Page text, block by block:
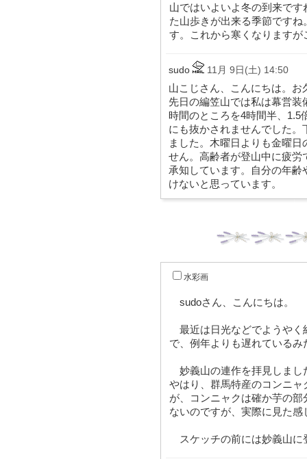
山ではいよいよ冬の到来で
た山歩きが出来る季節です
す。これから寒くなります
sudo 11月 9日(土) 14:50
山こじさん、こんにちは。お
先日の編笠山では私は幕営
時間のところを4時間半、1.5
にも抜かされませんでした
ました。木曜日よりも金曜
せん。高齢者が登山中に疲
承知しています。自分の年
けないと思っています。
水彩画
sudoさん、こんにちは。
最近は日光などでようやく
で、例年よりも遅れているみ
妙義山の連作を拝見しまし
やはり、群馬特産のコンニ
が、コンニャクは確か芋の
ないのですが、実際に見た
スケッチの前には妙義山に